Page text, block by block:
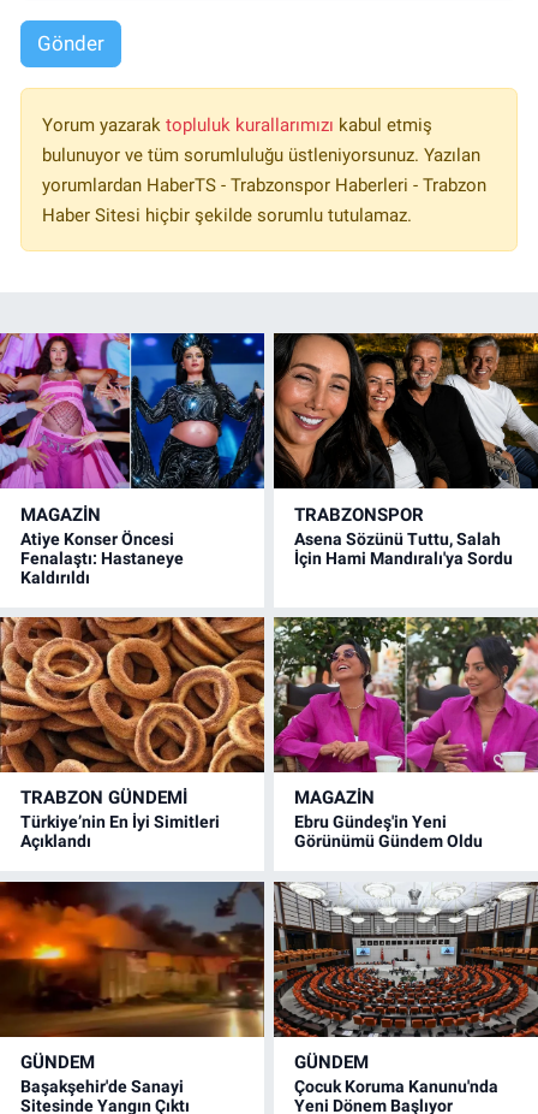
Gönder
Yorum yazarak topluluk kurallarımızı kabul etmiş
bulunuyor ve tüm sorumluluğu üstleniyorsunuz. Yazılan
yorumlardan HaberTS - Trabzonspor Haberleri - Trabzon
Haber Sitesi hiçbir şekilde sorumlu tutulamaz.
MAGAZİN
Atiye Konser Öncesi
Fenalaştı: Hastaneye
Kaldırıldı
TRABZONSPOR
Asena Sözünü Tuttu, Salah
İçin Hami Mandıralı'ya Sordu
TRABZON GÜNDEMİ
Türkiye’nin En İyi Simitleri
Açıklandı
MAGAZİN
Ebru Gündeş'in Yeni
Görünümü Gündem Oldu
GÜNDEM
Başakşehir'de Sanayi
Sitesinde Yangın Çıktı
GÜNDEM
Çocuk Koruma Kanunu'nda
Yeni Dönem Başlıyor